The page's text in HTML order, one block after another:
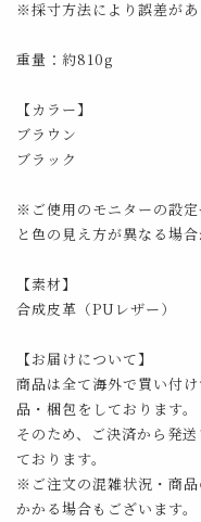
※採寸方法により誤差が
重量：約810g
【カラー】
ブラウン
ブラック
※ご使用のモニターの設
と色の見え方が異なる場合
【素材】
合成皮革（PUレザー）
【お届けについて】
商品は全て海外で買い付
品・梱包をしております。
そのため、ご決済から発
ております。
※ご注文の混雑状況・商
かかる場合もございます。